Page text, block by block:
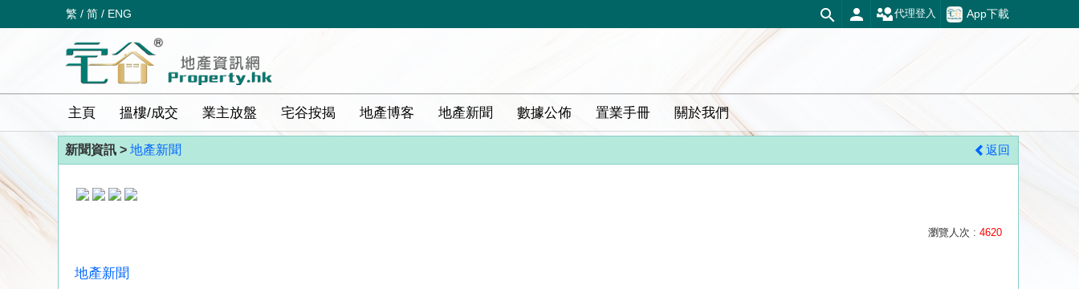
繁 / 简 / ENG App下載
代理登入
主頁 搵樓/成交 業主放盤 宅谷按揭 地產博客 地產新聞 數據公佈 置業手冊 關於我們
新聞資訊 > 地產新聞 返回
瀏覽人次 : 4620
地產新聞